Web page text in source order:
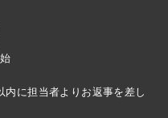
に担当者よりお返事を差し